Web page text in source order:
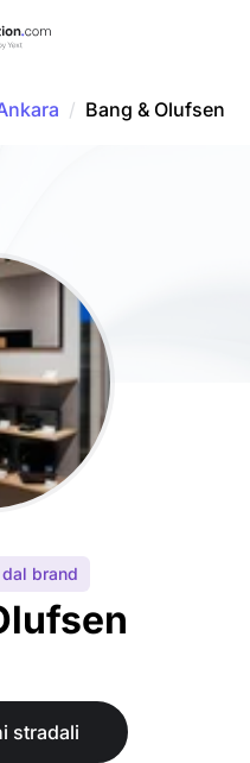
/ Bang & Olufsen
brand
stradali